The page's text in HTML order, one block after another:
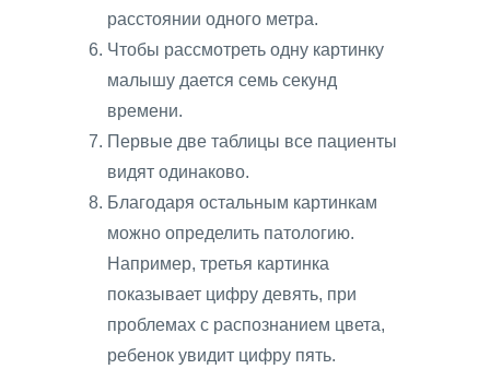
расстоянии одного метра.
Чтобы рассмотреть одну картинку
малышу дается семь секунд
времени.
Первые две таблицы все пациенты
видят одинаково.
Благодаря остальным картинкам
можно определить патологию.
Например, третья картинка
показывает цифру девять, при
проблемах с распознанием цвета,
ребенок увидит цифру пять.